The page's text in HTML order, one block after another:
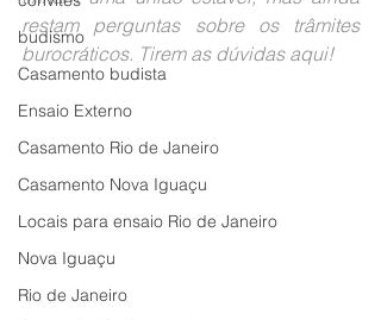
budismo
Casamento budista
Ensaio Externo
Casamento Rio de Janeiro
Casamento Nova Iguaçu
Locais para ensaio Rio de Janeiro
Nova Iguaçu
Rio de Janeiro
restam perguntas sobre os trâmites
burocráticos. Tirem as dúvidas aqui!